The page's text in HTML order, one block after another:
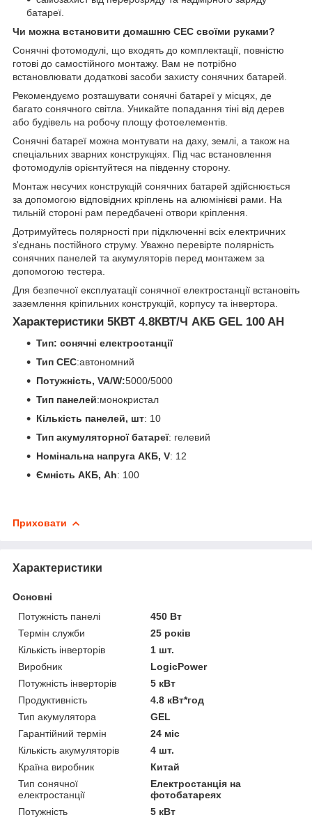
батареї.
Чи можна встановити домашню СЕС своїми руками?
Сонячні фотомодулі, що входять до комплектації, повністю
готові до самостійного монтажу. Вам не потрібно
встановлювати додаткові засоби захисту сонячних батарей.
Рекомендуємо розташувати сонячні батареї у місцях, де
багато сонячного світла. Уникайте попадання тіні від дерев
або будівель на робочу площу фотоелементів.
Сонячні батареї можна монтувати на даху, землі, а також на
спеціальних зварних конструкціях. Під час встановлення
фотомодулів орієнтуйтеся на південну сторону.
Монтаж несучих конструкцій сонячних батарей здійснюється
за допомогою відповідних кріплень на алюмінієві рами. На
тильній стороні рам передбачені отвори кріплення.
Дотримуйтесь полярності при підключенні всіх електричних
з'єднань постійного струму. Уважно перевірте полярність
сонячних панелей та акумуляторів перед монтажем за
допомогою тестера.
Для безпечної експлуатації сонячної електростанції встановіть
заземлення кріпильних конструкцій, корпусу та інвертора.
Характеристики 5КВТ 4.8КВТ/Ч АКБ GEL 100 AH
Тип: сонячні електростанції
Тип СЕС:автономний
Потужність, VA/W:5000/5000
Тип панелей:монокристал
Кількість панелей, шт: 10
Тип акумуляторної батареї: гелевий
Номінальна напруга АКБ, V: 12
Ємність АКБ, Ah: 100
Приховати
Характеристики
Основні
Потужність панелі
450 Вт
Термін служби
25 років
Кількість інверторів
1 шт.
Виробник
LogicPower
Потужність інверторів
5 кВт
Продуктивність
4.8 кВт*год
Тип акумулятора
GEL
Гарантійний термін
24 міс
Кількість акумуляторів
4 шт.
Країна виробник
Китай
Тип сонячної
електростанції
Електростанція на
фотобатареях
Потужність
5 кВт